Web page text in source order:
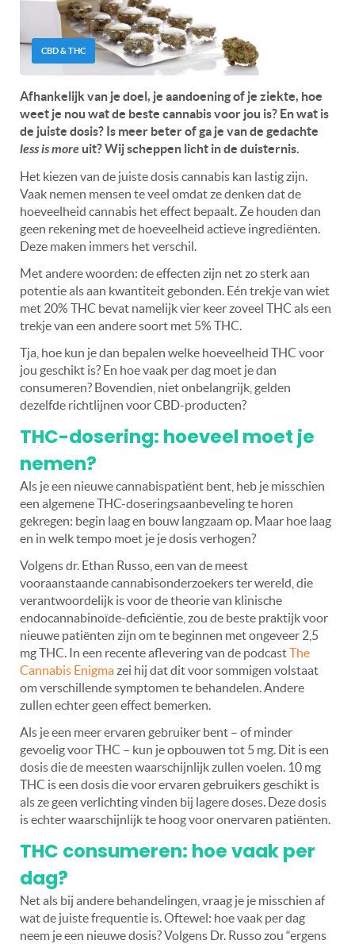
CBD & THC
Afhankelijk van je doel, je aandoening of je ziekte, hoe
weet je nou wat de beste cannabis voor jou is? En wat is
de juiste dosis? Is meer beter of ga je van de gedachte
less is more uit? Wij scheppen licht in de duisternis.
Het kiezen van de juiste dosis cannabis kan lastig zijn.
Vaak nemen mensen te veel omdat ze denken dat de
hoeveelheid cannabis het effect bepaalt. Ze houden dan
geen rekening met de hoeveelheid actieve ingrediënten.
Deze maken immers het verschil.
Met andere woorden: de effecten zijn net zo sterk aan
potentie als aan kwantiteit gebonden. Eén trekje van wiet
met 20% THC bevat namelijk vier keer zoveel THC als een
trekje van een andere soort met 5% THC.
Tja, hoe kun je dan bepalen welke hoeveelheid THC voor
jou geschikt is? En hoe vaak per dag moet je dan
consumeren? Bovendien, niet onbelangrijk, gelden
dezelfde richtlijnen voor CBD-producten?
THC-dosering: hoeveel moet je
nemen?
Als je een nieuwe cannabispatiënt bent, heb je misschien
een algemene THC-doseringsaanbeveling te horen
gekregen: begin laag en bouw langzaam op. Maar hoe laag
en in welk tempo moet je je dosis verhogen?
Volgens dr. Ethan Russo, een van de meest
vooraanstaande cannabisonderzoekers ter wereld, die
verantwoordelijk is voor de theorie van klinische
endocannabinoïde-deficiëntie, zou de beste praktijk voor
nieuwe patiënten zijn om te beginnen met ongeveer 2,5
mg THC. In een recente aflevering van de podcastThe
Cannabis Enigmazei hij dat dit voor sommigen volstaat
om verschillende symptomen te behandelen. Andere
zullen echter geen effect bemerken.
Als je een meer ervaren gebruiker bent – of minder
gevoelig voor THC – kun je opbouwen tot 5 mg. Dit is een
dosis die de meesten waarschijnlijk zullen voelen. 10 mg
THC is een dosis die voor ervaren gebruikers geschikt is
als ze geen verlichting vinden bij lagere doses. Deze dosis
is echter waarschijnlijk te hoog voor onervaren patiënten.
THC consumeren: hoe vaak per
dag?
Net als bij andere behandelingen, vraag je je misschien af
wat de juiste frequentie is. Oftewel: hoe vaak per dag
neem je een nieuwe dosis? Volgens Dr. Russo zou “ergens